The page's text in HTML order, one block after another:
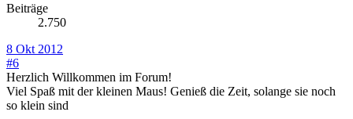
Beiträge
2.750
8 Okt 2012
#6
Herzlich Willkommen im Forum!
Viel Spaß mit der kleinen Maus! Genieß die Zeit, solange sie noch
so klein sind